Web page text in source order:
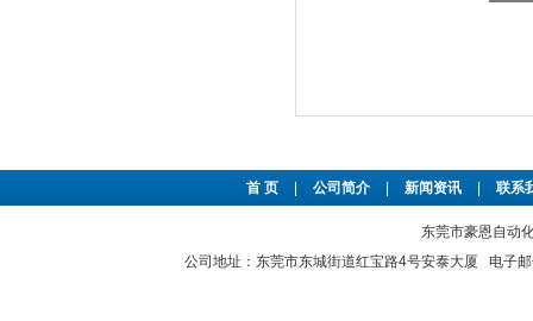
首 页 公司简介 新闻资讯 联系
东莞市豪恩自动
公司地址：东莞市东城街道红宝路4号安泰大厦 电子